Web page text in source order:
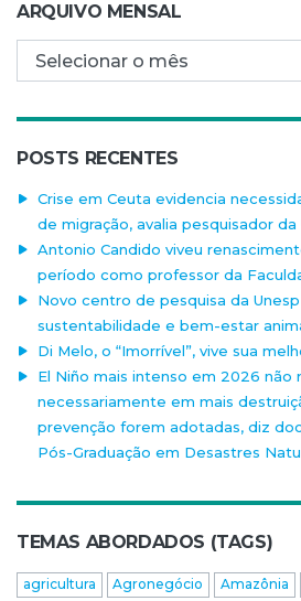
ARQUIVO MENSAL
Arquivo mensal
POSTS RECENTES
Crise em Ceuta evidencia
de migração, avalia pesquisador da
Antonio Candido viveu
período como professor da
Novo centro de pesquisa da
sustentabilidade e bem-estar
Di Melo, o “Imorrível”, vive sua
El Niño mais intenso em 2026 não
necessariamente em mais
prevenção forem adotadas, diz
Pós-Graduação em Desastres
TEMAS ABORDADOS (TAGS)
agricultura Agronegócio Amazônia